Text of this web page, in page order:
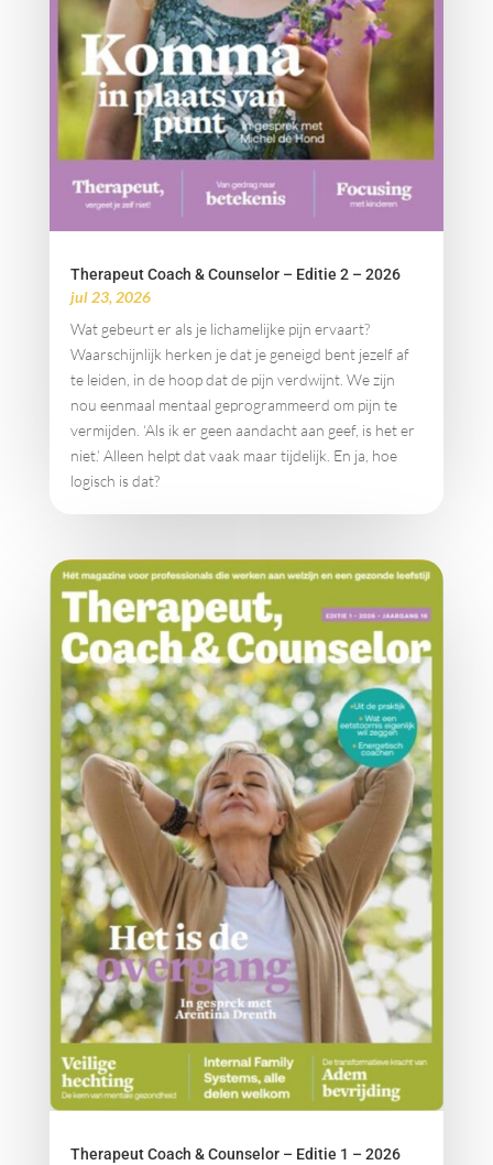
Therapeut Coach & Counselor – Editie 2 – 2026
jul 23, 2026
Wat gebeurt er als je lichamelijke pijn ervaart?
Waarschijnlijk herken je dat je geneigd bent jezelf af
te leiden, in de hoop dat de pijn verdwijnt. We zijn
nou eenmaal mentaal geprogrammeerd om pijn te
vermijden. ‘Als ik er geen aandacht aan geef, is het er
niet.’ Alleen helpt dat vaak maar tijdelijk. En ja, hoe
logisch is dat?
Therapeut Coach & Counselor – Editie 1 – 2026